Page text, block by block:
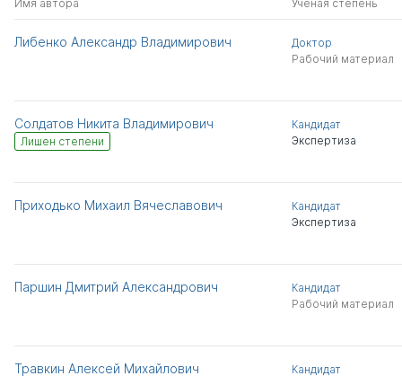
Имя автора Ученая степень
Либенко Александр Владимирович
Доктор
Рабочий материал
Солдатов Никита Владимирович
Лишен степени
Кандидат
Экспертиза
Приходько Михаил Вячеславович
Кандидат
Экспертиза
Паршин Дмитрий Александрович
Кандидат
Рабочий материал
Травкин Алексей Михайлович
Кандидат